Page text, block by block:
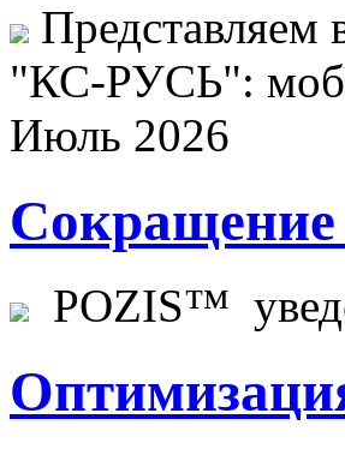
"КС-РУСЬ":
Июль 2026
Сокращение
POZIS™